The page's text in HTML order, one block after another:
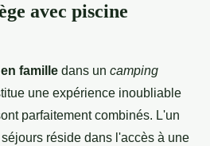
avec piscine
famille dans un camping
une expérience inoubliable
parfaitement combinés. L'un
réside dans l'accès à une